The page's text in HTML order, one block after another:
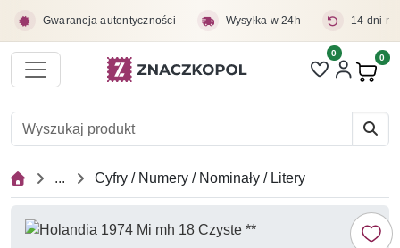
Gwarancja autentyczności Wysyłka w 24h 14 dni
Liczba pozycji
0 0
... Cyfry / Numery / Nominały / Litery